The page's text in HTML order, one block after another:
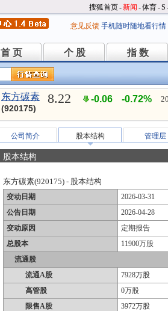
搜狐首页-新闻 -体育-S
意见反馈 手机随时随地看行情
首 页
首 页 个 股
个 股 指 数
指 数
东方碳素
(920175)
8.22 -0.06 -0.72%
公司简介 股本结构 管理层
股本结构
东方碳素(920175) - 股本结构
变动日期
2026-03-31
公告日期
2026-04-28
变动原因
定期报告
总股本
11900万股
流通股
流通A股
7928万股
高管股
0万股
限售A股
3972万股